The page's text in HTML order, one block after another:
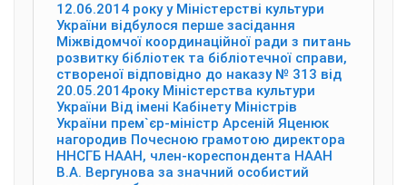
12.06.2014 року у Міністерстві культури
України відбулося перше засідання
Міжвідомчої координаційної ради з питань
розвитку бібліотек та бібліотечної справи,
створеної відповідно до наказу № 313 від
20.05.2014року Міністерства культури
України Від імені Кабінету Міністрів
України прем`єр-міністр Арсеній Яценюк
нагородив Почесною грамотою директора
ННСГБ НААН, член-кореспондента НААН
В.А. Вергунова за значний особистий